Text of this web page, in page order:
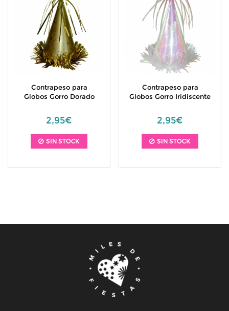
Contrapeso para
Globos Gorro Dorado
2,95€
SIN STOCK
Contrapeso para
Globos Gorro Iridiscente
2,95€
SIN STOCK